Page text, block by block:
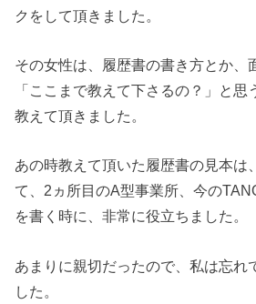
クをして頂きました。
その女性は、履歴書の書き方とか、
「ここまで教えて下さるの？」と思
教えて頂きました。
あの時教えて頂いた履歴書の見本は
て、2ヵ所目のA型事業所、今の
を書く時に、非常に役立ちました。
あまりに親切だったので、私は忘れ
した。